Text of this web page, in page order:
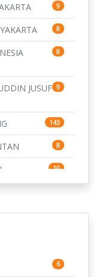
9
8
8
JUSUF 9
143
8
10
3
6